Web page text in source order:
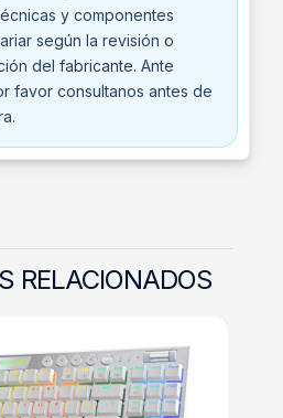
y componentes
según la revisión o
del fabricante. Ante
favor consultanos antes de
RELACIONADOS